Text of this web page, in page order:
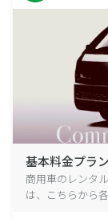
基本料金プラン
商用車のレンタ
は、こちらから